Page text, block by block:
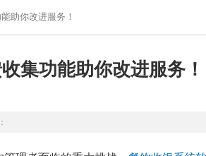
助你改进服务！
集功能助你改进服务！